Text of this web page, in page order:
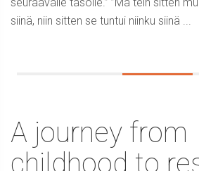
siinä, niin sitten se tuntui niinku siinä ...
A journey from
childhood to